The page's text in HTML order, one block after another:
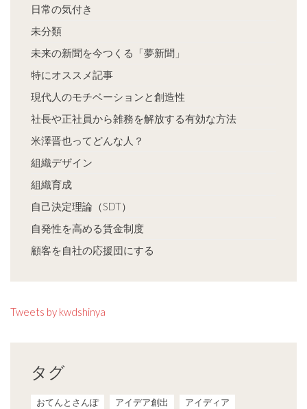
日常の気付き
未分類
未来の新聞を今つくる「夢新聞」
特にオススメ記事
現代人のモチベーションと創造性
社長や正社員から雑務を解放する有効な方法
米澤晋也ってどんな人？
組織デザイン
組織育成
自己決定理論（SDT）
自発性を高める賃金制度
顧客を自社の応援団にする
Tweets by kwdshinya
タグ
おてんとさんぽ アイデア創出
アイディア